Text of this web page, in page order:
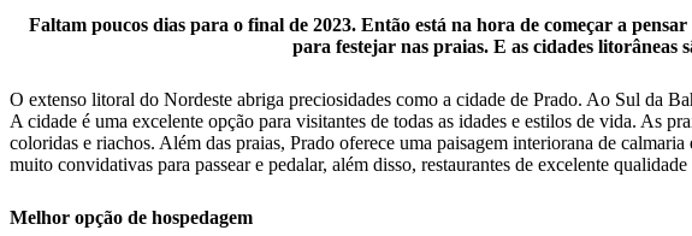
Faltam poucos dias para o final de 2023. Então está na hora de começar a
para festejar nas praias. E as cidades litorâneas
O extenso litoral do Nordeste abriga preciosidades como a cidade de Prado. Ao Sul da
A cidade é uma excelente opção para visitantes de todas as idades e estilos de vida. As
coloridas e riachos. Além das praias, Prado oferece uma paisagem interiorana de
muito convidativas para passear e pedalar, além disso, restaurantes de excelente
Melhor opção de hospedagem